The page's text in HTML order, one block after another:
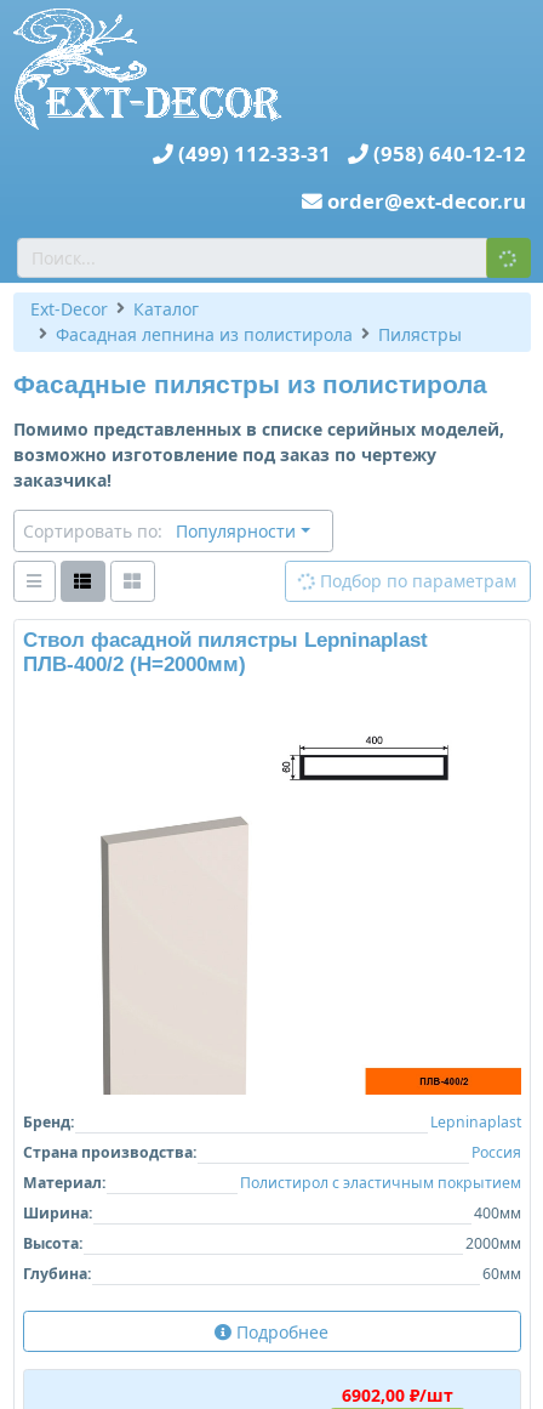
(499) 112-33-31
(958) 640-12-12
order@ext-decor.ru
Ext-Decor
Каталог
Фасадная лепнина из полистирола
Пилястры
Фасадные пилястры из полистирола
Помимо представленных в списке серийных моделей,
возможно изготовление под заказ по чертежу
заказчика!
Сортировать по: Популярности
Подбор по параметрам
Ствол фасадной пилястры Lepninaplast
ПЛВ-400/2 (H=2000мм)
Бренд:
Lepninaplast
Страна производства:
Россия
Материал:
Полистирол с эластичным покрытием
Ширина:
400мм
Высота:
2000мм
Глубина:
60мм
Подробнее
6902,00 ₽/шт